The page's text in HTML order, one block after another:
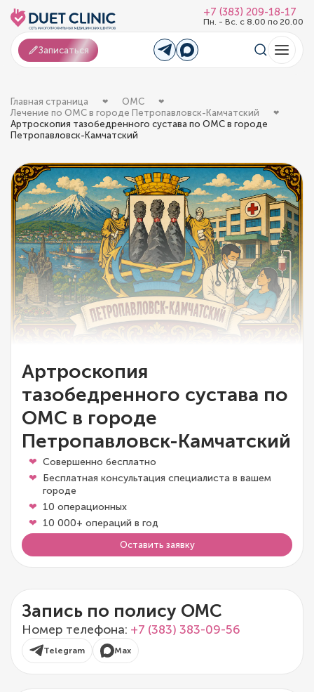
+7 (383) 209-18-17
Пн. - Вс. с 8.00 по 20.00
Записаться
Главная страница
ОМС
Лечение по ОМС в городе Петропавловск-Камчатский
Артроскопия тазобедренного сустава по ОМС в городе
Петропавловск-Камчатский
Артроскопия
тазобедренного сустава по
ОМС в городе
Петропавловск-Камчатский
Совершенно бесплатно
Бесплатная консультация специалиста в вашем
городе
10 операционных
10 000+ операций в год
Оставить заявку
Запись по полису ОМС
Номер телефона: +7 (383) 383-09-56
Telegram Max